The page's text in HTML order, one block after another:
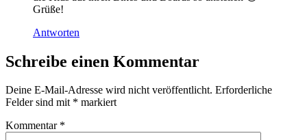
Grüße!
Antworten
Schreibe einen Kommentar
Deine E-Mail-Adresse wird nicht veröffentlicht. Erforderliche
Felder sind mit * markiert
Kommentar *